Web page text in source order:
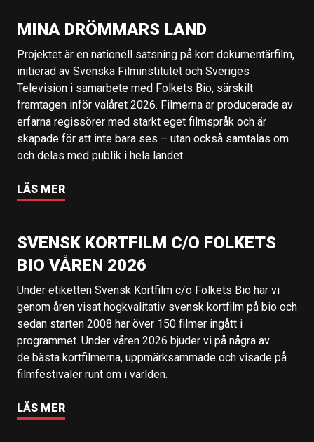
MINA DRÖMMARS LAND
Projektet är en nationell satsning på kort dokumentärfilm,
initierad av Svenska Filminstitutet och Sveriges
Television i samarbete med Folkets Bio, särskilt
framtagen inför valåret 2026. Filmerna är producerade av
erfarna regissörer med starkt eget filmspråk och är
skapade för att inte bara ses – utan också samtalas om
och delas med publik i hela landet.
LÄS MER
SVENSK KORTFILM C/O FOLKETS
BIO VÅREN 2026
Under etiketten Svensk Kortfilm c/o Folkets Bio har vi
genom åren visat högkvalitativ svensk kortfilm på bio och
sedan starten 2008 har över 150 filmer ingått i
programmet. Under våren 2026 bjuder vi på några av
de bästa kortfilmerna, uppmärksammade och visade på
filmfestivaler runt om i världen.
LÄS MER